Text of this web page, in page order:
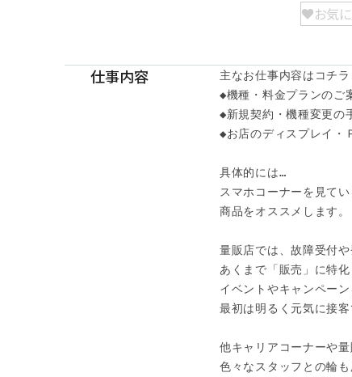
お気
仕事内容
主なお仕事内容はコチラ
◆機種・料金プランのご
◆新規契約・機種変更の
◆お店のディスプレイ・
具体的には…
スマホコーナーを見て
商品をオススメします。
量販店では、故障受付
あくまで「販売」に特
イベントやキャンペー
最初は明るく元気に接
他キャリアコーナーや
色々なスタッフとの輪も